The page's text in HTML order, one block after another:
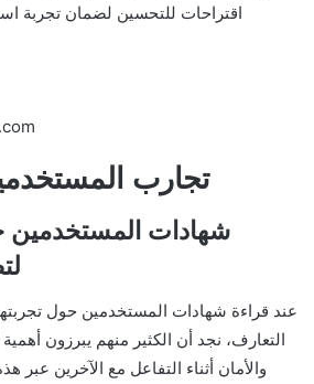
اقتراحات للتحسين لضمان تجربة
تجارب
شهادات المستخدمين
عند قراءة شهادات المستخدمين حول
التعارف، نجد أن الكثير منهم يبرزون
والأمان أثناء التفاعل مع الآخرين